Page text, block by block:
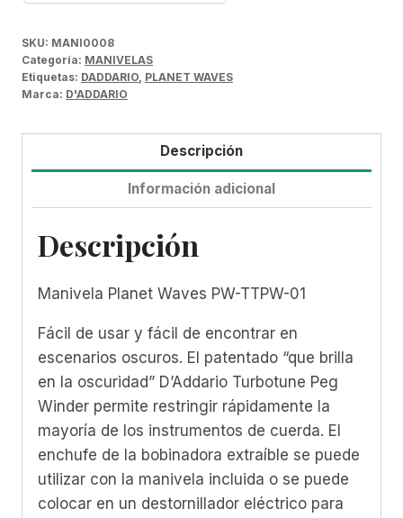
SKU: MANI0008
Categoría: MANIVELAS
Etiquetas: DADDARIO PLANET WAVES
Marca: D'ADDARIO
Descripción
Información adicional
Descripción
Manivela Planet Waves PW-TTPW-01
Fácil de usar y fácil de encontrar en
escenarios oscuros. El patentado “que brilla
en la oscuridad” D’Addario Turbotune Peg
Winder permite restringir rápidamente la
mayoría de los instrumentos de cuerda. El
enchufe de la bobinadora extraíble se puede
utilizar con la manivela incluida o se puede
colocar en un destornillador eléctrico para